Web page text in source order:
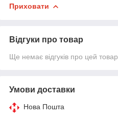
Приховати
Відгуки про товар
Ще немає відгуків про цей товар
Умови доставки
Нова Пошта